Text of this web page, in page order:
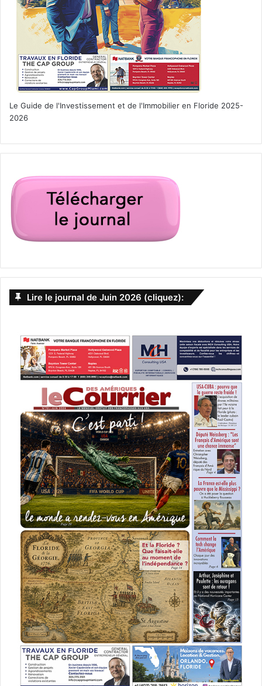
Le Guide de l'Investissement et de l'Immobilier en Floride 2025-
2026
Lire le journal de Juin 2026 (cliquez):